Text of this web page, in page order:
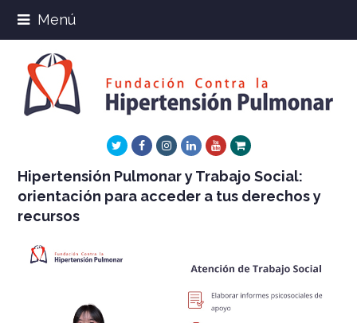
Menú
TwitterFacebookInstagram
LinkedInYoutube
Xing
Hipertensión Pulmonar y Trabajo Social:
orientación para acceder a tus derechos y
recursos